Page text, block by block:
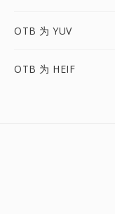
OTB 为 YUV
OTB 为 HEIF